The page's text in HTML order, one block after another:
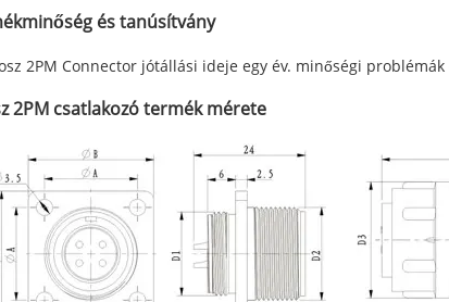
és tanúsítvány
2PM Connector jótállási ideje egy év. minőségi
2PM csatlakozó termék mérete